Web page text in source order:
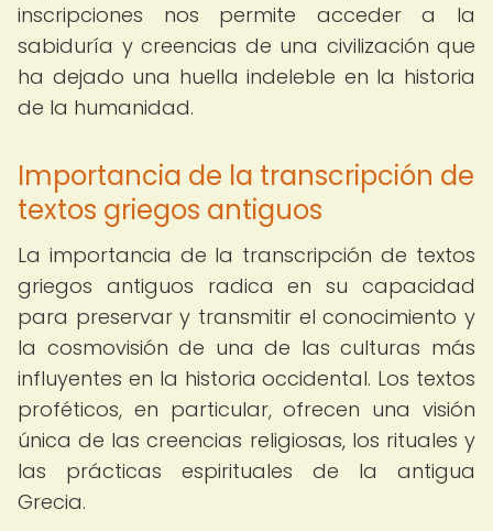
inscripciones nos permite acceder a la
sabiduría y creencias de una civilización que
ha dejado una huella indeleble en la historia
de la humanidad.
Importancia de la transcripción de
textos griegos antiguos
La importancia de la transcripción de textos
griegos antiguos radica en su capacidad
para preservar y transmitir el conocimiento y
la cosmovisión de una de las culturas más
influyentes en la historia occidental. Los textos
proféticos, en particular, ofrecen una visión
única de las creencias religiosas, los rituales y
las prácticas espirituales de la antigua
Grecia.